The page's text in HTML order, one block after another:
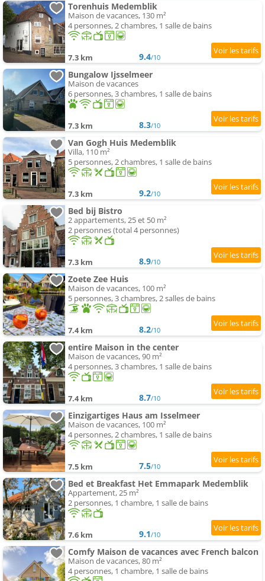
Torenhuis Medemblik
Maison de vacances, 130 m²
4 personnes, 2 chambres, 1 salle de bains
7.3 km 9.4/10
Bungalow Ijsselmeer
Maison de vacances
6 personnes, 3 chambres, 1 salle de bains
7.3 km 8.3/10
Van Gogh Huis Medemblik
Villa, 110 m²
5 personnes, 2 chambres, 1 salle de bains
7.3 km 9.2/10
Bed bij Bistro
2 appartements, 25 et 50 m²
2 personnes (total 4 personnes)
7.3 km 8.9/10
Zoete Zee Huis
Maison de vacances, 100 m²
5 personnes, 3 chambres, 2 salles de bains
7.4 km 8.2/10
entire Maison in the center
Maison de vacances, 90 m²
4 personnes, 3 chambres, 1 salle de bains
7.4 km 8.7/10
Einzigartiges Haus am Isselmeer
Maison de vacances, 100 m²
4 personnes, 2 chambres, 1 salle de bains
7.5 km 7.5/10
Bed et Breakfast Het Emmapark Medemblik
Appartement, 25 m²
2 personnes, 1 chambre, 1 salle de bains
7.6 km 9.1/10
Comfy Maison de vacances avec French balcon
Maison de vacances, 80 m²
4 personnes, 1 chambre, 1 salle de bains